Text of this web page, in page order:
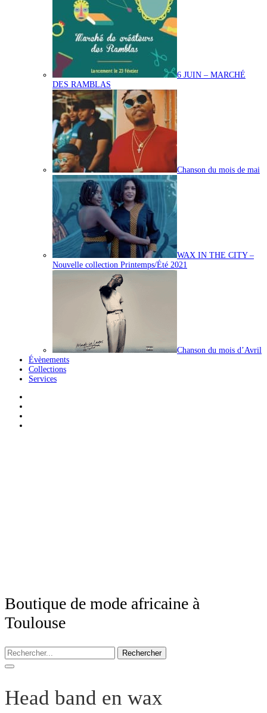
6 JUIN – MARCHÉ
DES RAMBLAS
Chanson du mois de mai
WAX IN THE CITY –
Nouvelle collection Printemps/Été 2021
Chanson du mois d’Avril
Évènements
Collections
Services
Boutique de mode africaine à
Toulouse
Rechercher
Head band en wax